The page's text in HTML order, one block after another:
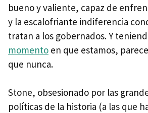
bueno y valiente, capaz de
y la escalofriante indiferencia
tratan a los gobernados. Y
momento en que estamos,
que nunca.
Stone, obsesionado por las
políticas de la historia (a las que